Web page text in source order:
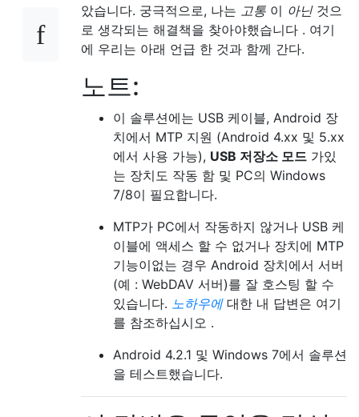
았습니다. 궁극적으로, 나는 고통 이 아닌것으
로 생각되는 해결책을 찾아야했습니다 . 여기
에 우리는 아래 언급 한 것과 함께 간다.
노트:
이 솔루션에는 USB 케이블, Android 장
치에서 MTP 지원 (Android 4.xx 및 5.xx
에서 사용 가능), USB 저장소 모드 가있
는 장치도 작동 함 및 PC의 Windows
7/8이 필요합니다.
MTP가 PC에서 작동하지 않거나 USB 케
이블에 액세스 할 수 없거나 장치에 MTP
기능이없는 경우 Android 장치에서 서버
(예 : WebDAV 서버)를 잘 호스팅 할 수
있습니다. 노하우에대한 내 답변은 여기
를 참조하십시오 .
Android 4.2.1 및 Windows 7에서 솔루션
을 테스트했습니다.